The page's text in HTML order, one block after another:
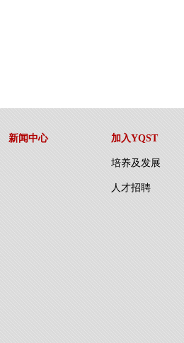
新闻中心 加入YQST
培养及发展
人才招聘